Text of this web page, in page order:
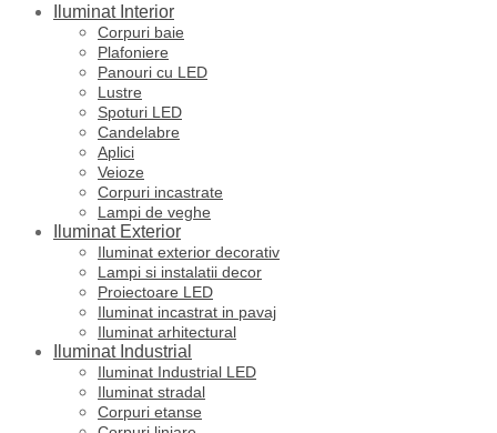
Iluminat Interior
Corpuri baie
Plafoniere
Panouri cu LED
Lustre
Spoturi LED
Candelabre
Aplici
Veioze
Corpuri incastrate
Lampi de veghe
Iluminat Exterior
Iluminat exterior decorativ
Lampi si instalatii decor
Proiectoare LED
Iluminat incastrat in pavaj
Iluminat arhitectural
Iluminat Industrial
Iluminat Industrial LED
Iluminat stradal
Corpuri etanse